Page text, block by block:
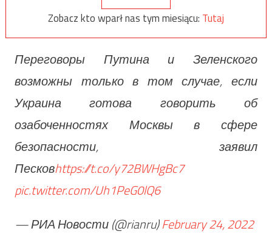
Zobacz kto wparł nas tym miesiącu: Tutaj
Переговоры Путина и Зеленского
возможны только в том случае, если
Украина готова говорить об
озабоченностях Москвы в сфере
безопасности, заявил
Песковhttps://t.co/y72BWHgBc7
pic.twitter.com/Uh1PeG0lQ6
— РИА Новости (@rianru)February 24, 2022